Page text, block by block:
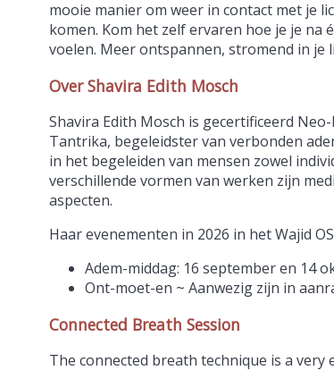
mooie manier om weer in contact met je
komen. Kom het zelf ervaren hoe je je na
voelen. Meer ontspannen, stromend in je
Over Shavira Edith Mosch
Shavira Edith Mosch is gecertificeerd
Tantrika, begeleidster van verbonden
in het begeleiden van mensen zowel
verschillende vormen van werken zijn
aspecten.
Haar evenementen in 2026 in het Wajid
Adem-middag: 16 september en 14
Ont-moet-en ~ Aanwezig zijn in
Connected Breath Session
The connected breath technique is a